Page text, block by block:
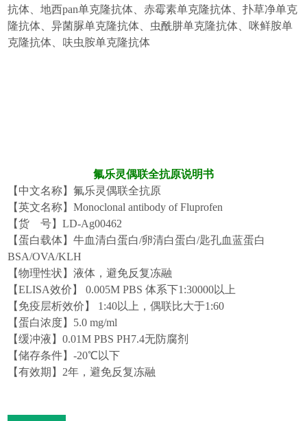
抗体 、地西pan单克隆抗体 、赤霉素单克隆抗体 、扑草净单克
隆抗体 、异菌脲单克隆抗体 虫酰肼单克隆抗体
咪鲜胺单
克隆抗体 呋虫胺单克隆抗体
氟乐灵偶联全抗原说明书
【中文名称】氟乐灵偶联全抗原
【英文名称】Monoclonal antibody of Fluprofen
【货
号】LD-Ag00462
【蛋白载体】牛血清白蛋白/卵清白蛋白/匙孔血蓝蛋白
BSA/OVA/KLH
【物理性状】液体，避免反复冻融
【ELISA效价】 0.005M PBS 体系下1:30000以上
【免疫层析效价】
1:40以上，偶联比大于1:60
【蛋白浓度】 5.0 mg/ml
【缓冲液】0.01M PBS PH7.4无防腐剂
【储存条件】-20℃以下
【有效期】 2年，避免反复冻融